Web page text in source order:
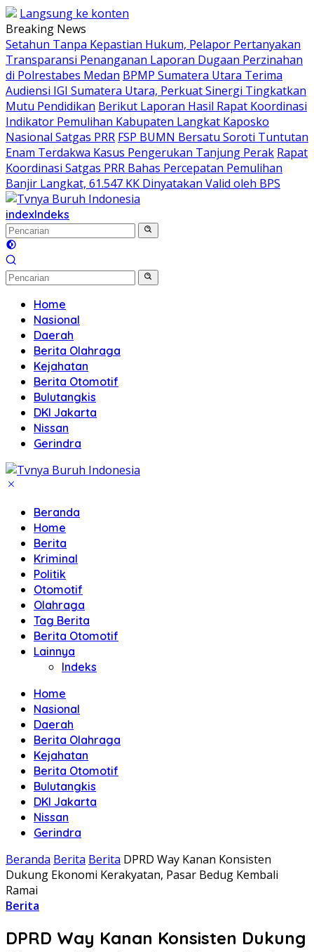
Langsung ke konten
Breaking News
Setahun Tanpa Kepastian Hukum, Pelapor Pertanyakan
Transparansi Penanganan Laporan Dugaan Perzinahan
di Polrestabes Medan BPMP Sumatera Utara Terima
Audiensi IGI Sumatera Utara, Perkuat Sinergi Tingkatkan
Mutu Pendidikan Berikut Laporan Hasil Rapat Koordinasi
Indikator Pemulihan Kabupaten Langkat Kaposko
Nasional Satgas PRR FSP BUMN Bersatu Soroti Tuntutan
Enam Terdakwa Kasus Pengerukan Tanjung Perak Rapat
Koordinasi Satgas PRR Bahas Percepatan Pemulihan
Banjir Langkat, 61.547 KK Dinyatakan Valid oleh BPS
indexIndeks
Home
Nasional
Daerah
Berita Olahraga
Kejahatan
Berita Otomotif
Bulutangkis
DKI Jakarta
Nissan
Gerindra
Beranda
Home
Berita
Kriminal
Politik
Otomotif
Olahraga
Tag Berita
Berita Otomotif
Lainnya
Indeks
Home
Nasional
Daerah
Berita Olahraga
Kejahatan
Berita Otomotif
Bulutangkis
DKI Jakarta
Nissan
Gerindra
Beranda Berita Berita DPRD Way Kanan Konsisten
Dukung Ekonomi Kerakyatan, Pasar Bedug Kembali
Ramai
Berita
DPRD Way Kanan Konsisten Dukung